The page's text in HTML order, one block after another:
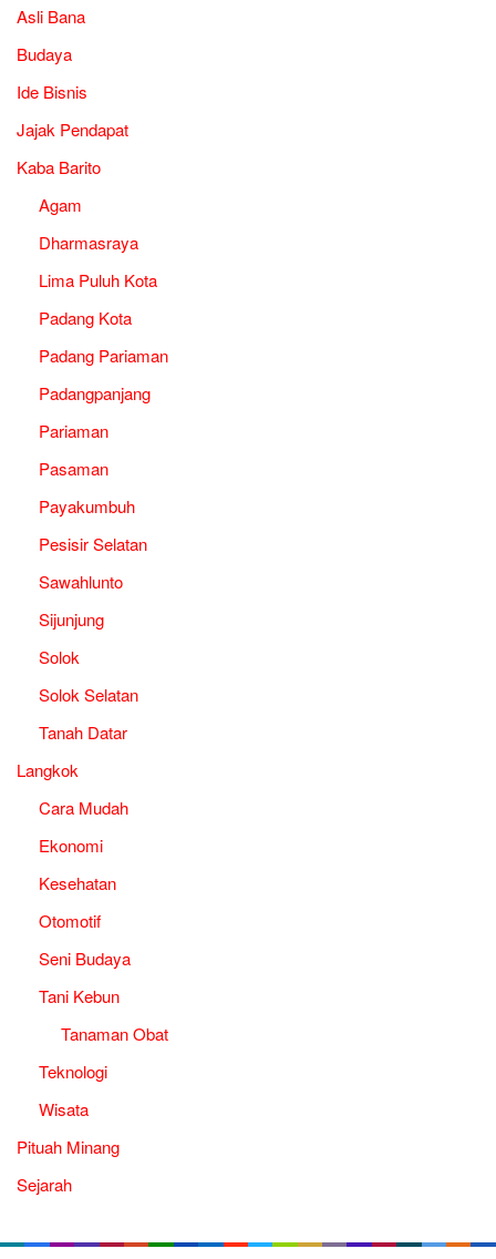
Asli Bana
Budaya
Ide Bisnis
Jajak Pendapat
Kaba Barito
Agam
Dharmasraya
Lima Puluh Kota
Padang Kota
Padang Pariaman
Padangpanjang
Pariaman
Pasaman
Payakumbuh
Pesisir Selatan
Sawahlunto
Sijunjung
Solok
Solok Selatan
Tanah Datar
Langkok
Cara Mudah
Ekonomi
Kesehatan
Otomotif
Seni Budaya
Tani Kebun
Tanaman Obat
Teknologi
Wisata
Pituah Minang
Sejarah